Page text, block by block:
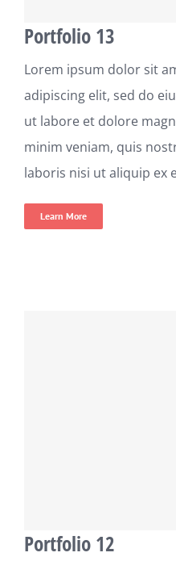
Portfolio 13
Lorem ipsum dolor sit
adipiscing elit, sed do
ut labore et dolore
minim veniam, quis
laboris nisi ut aliquip ex
Learn More
Portfolio 12